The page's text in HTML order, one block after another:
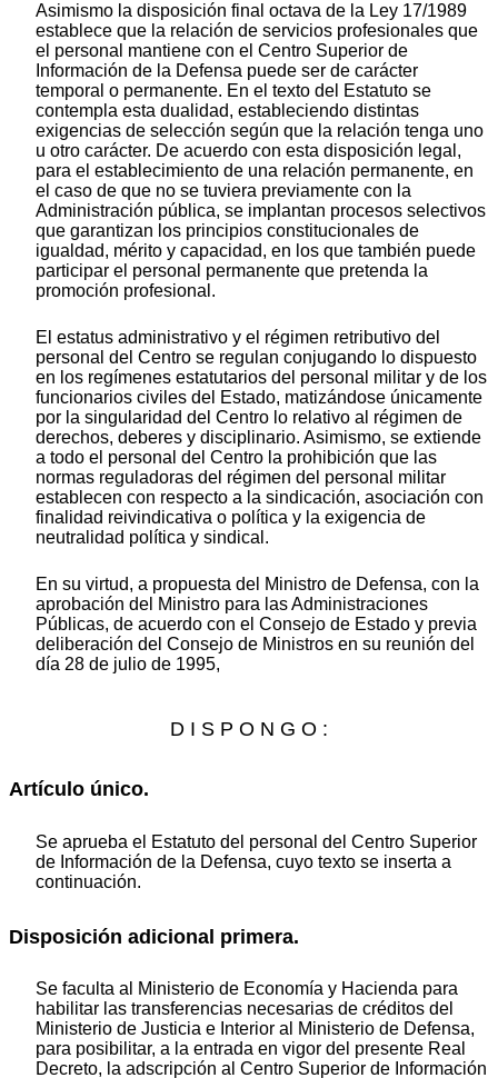
Asimismo la disposición final octava de la Ley 17/1989
establece que la relación de servicios profesionales que
el personal mantiene con el Centro Superior de
Información de la Defensa puede ser de carácter
temporal o permanente. En el texto del Estatuto se
contempla esta dualidad, estableciendo distintas
exigencias de selección según que la relación tenga uno
u otro carácter. De acuerdo con esta disposición legal,
para el establecimiento de una relación permanente, en
el caso de que no se tuviera previamente con la
Administración pública, se implantan procesos selectivos
que garantizan los principios constitucionales de
igualdad, mérito y capacidad, en los que también puede
participar el personal permanente que pretenda la
promoción profesional.
El estatus administrativo y el régimen retributivo del
personal del Centro se regulan conjugando lo dispuesto
en los regímenes estatutarios del personal militar y de los
funcionarios civiles del Estado, matizándose únicamente
por la singularidad del Centro lo relativo al régimen de
derechos, deberes y disciplinario. Asimismo, se extiende
a todo el personal del Centro la prohibición que las
normas reguladoras del régimen del personal militar
establecen con respecto a la sindicación, asociación con
finalidad reivindicativa o política y la exigencia de
neutralidad política y sindical.
En su virtud, a propuesta del Ministro de Defensa, con la
aprobación del Ministro para las Administraciones
Públicas, de acuerdo con el Consejo de Estado y previa
deliberación del Consejo de Ministros en su reunión del
día 28 de julio de 1995,
D I S P O N G O :
Artículo único.
Se aprueba el Estatuto del personal del Centro Superior
de Información de la Defensa, cuyo texto se inserta a
continuación.
Disposición adicional primera.
Se faculta al Ministerio de Economía y Hacienda para
habilitar las transferencias necesarias de créditos del
Ministerio de Justicia e Interior al Ministerio de Defensa,
para posibilitar, a la entrada en vigor del presente Real
Decreto, la adscripción al Centro Superior de Información